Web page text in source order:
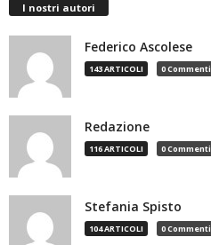
I nostri autori
Federico Ascolese
143 ARTICOLI 0 Commenti
Redazione
116 ARTICOLI 0 Commenti
Stefania Spisto
104 ARTICOLI 0 Commenti